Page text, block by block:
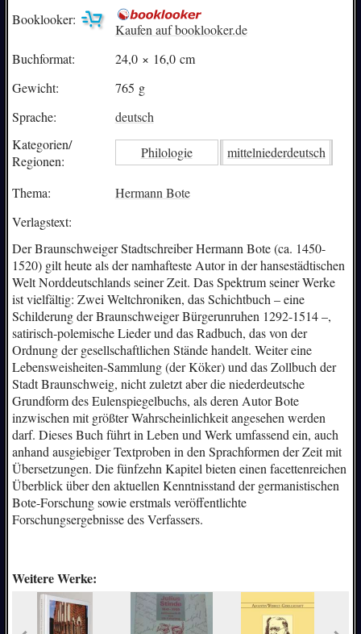
Booklooker:
Kaufen auf booklooker.de
Buchformat:
24,0 × 16,0 cm
Gewicht:
765 g
Sprache:
deutsch
Kategorien/
Regionen:
Philologie mittelniederdeutsch
Thema:
Hermann Bote
Verlagstext:
Der Braunschweiger Stadtschreiber Hermann Bote (ca. 1450-
1520) gilt heute als der namhafteste Autor in der hansestädtischen
Welt Norddeutschlands seiner Zeit. Das Spektrum seiner Werke
ist vielfältig: Zwei Weltchroniken, das Schichtbuch – eine
Schilderung der Braunschweiger Bürgerunruhen 1292-1514 –,
satirisch-polemische Lieder und das Radbuch, das von der
Ordnung der gesellschaftlichen Stände handelt. Weiter eine
Lebensweisheiten-Sammlung (der Köker) und das Zollbuch der
Stadt Braunschweig, nicht zuletzt aber die niederdeutsche
Grundform des Eulenspiegelbuchs, als deren Autor Bote
inzwischen mit größter Wahrscheinlichkeit angesehen werden
darf. Dieses Buch führt in Leben und Werk umfassend ein, auch
anhand ausgiebiger Textproben in den Sprachformen der Zeit mit
Übersetzungen. Die fünfzehn Kapitel bieten einen facettenreichen
Überblick über den aktuellen Kenntnisstand der germanistischen
Bote-Forschung sowie erstmals veröffentlichte
Forschungsergebnisse des Verfassers.
Weitere Werke: